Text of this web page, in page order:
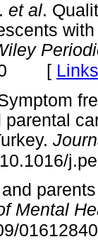
et al.
[ Links
parental
Mental